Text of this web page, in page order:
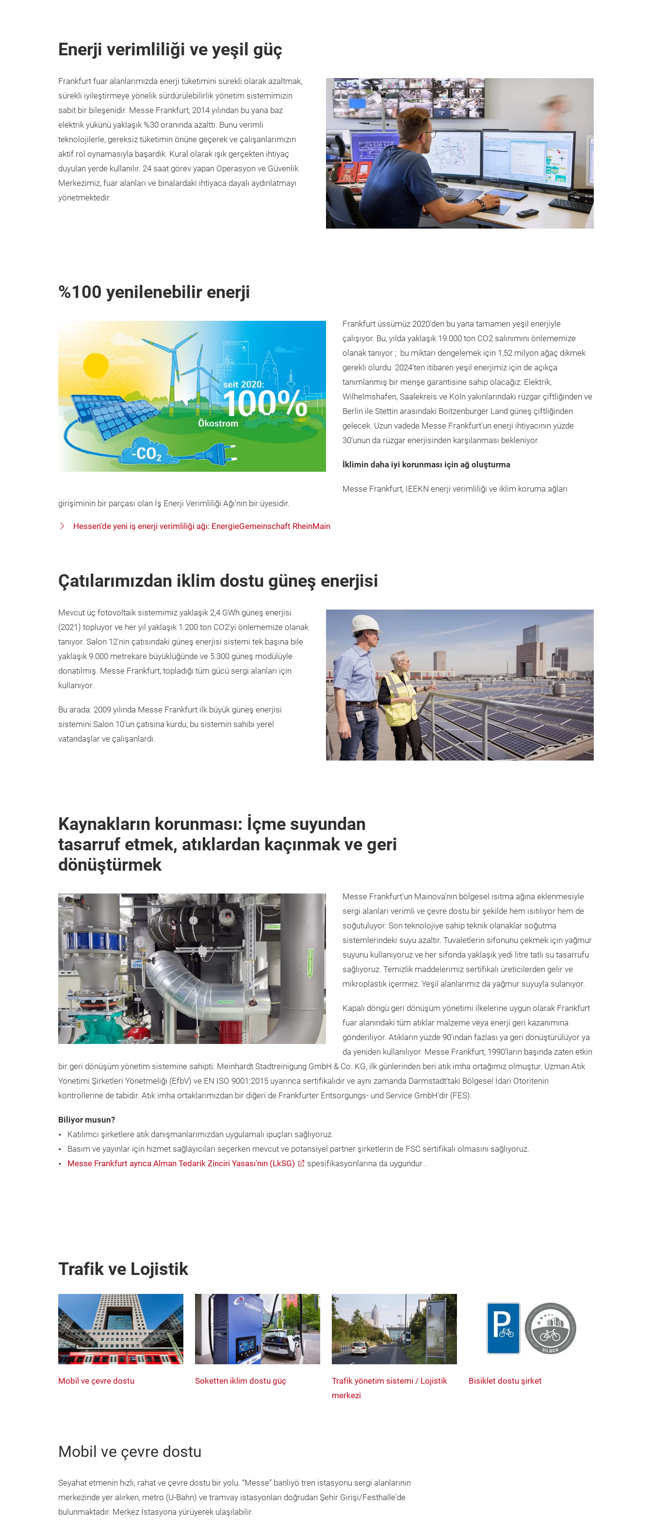
Enerji verimliliği ve yeşil güç
Frankfurt fuar alanlarımızda enerji tüketimini sürekli olarak azaltmak,
sürekli iyileştirmeye yönelik sürdürülebilirlik yönetim sistemimizin
sabit bir bileşenidir. Messe Frankfurt, 2014 yılından bu yana baz
elektrik yükünü yaklaşık %30 oranında azalttı. Bunu verimli
teknolojilerle, gereksiz tüketimin önüne geçerek ve çalışanlarımızın
aktif rol oynamasıyla başardık. Kural olarak ışık gerçekten ihtiyaç
duyulan yerde kullanılır. 24 saat görev yapan Operasyon ve Güvenlik
Merkezimiz, fuar alanları ve binalardaki ihtiyaca dayalı aydınlatmayı
yönetmektedir.
%100 yenilenebilir enerji
Frankfurt üssümüz 2020'den bu yana tamamen yeşil enerjiyle
çalışıyor. Bu, yılda yaklaşık 19.000 ton CO2 salınımını önlememize
olanak tanıyor ; bu miktarı dengelemek için 1,52 milyon ağaç dikmek
gerekli olurdu. 2024'ten itibaren yeşil enerjimiz için de açıkça
tanımlanmış bir menşe garantisine sahip olacağız: Elektrik,
Wilhelmshafen, Saalekreis ve Köln yakınlarındaki rüzgar çiftliğinden ve
Berlin ile Stettin arasındaki Boitzenburger Land güneş çiftliğinden
gelecek. Uzun vadede Messe Frankfurt'un enerji ihtiyacının yüzde
30'unun da rüzgar enerjisinden karşılanması bekleniyor.
İklimin daha iyi korunması için ağ oluşturma
Messe Frankfurt, IEEKN enerji verimliliği ve iklim koruma ağları
girişiminin bir parçası olan İş Enerji Verimliliği Ağı'nın bir üyesidir.
Hessen'de yeni iş enerji verimliliği ağı: EnergieGemeinschaft RheinMain
Çatılarımızdan iklim dostu güneş enerjisi
Mevcut üç fotovoltaik sistemimiz yaklaşık 2,4 GWh güneş enerjisi
(2021) topluyor ve her yıl yaklaşık 1.200 ton CO2'yi önlememize olanak
tanıyor. Salon 12'nin çatısındaki güneş enerjisi sistemi tek başına bile
yaklaşık 9.000 metrekare büyüklüğünde ve 5.300 güneş modülüyle
donatılmış. Messe Frankfurt, topladığı tüm gücü sergi alanları için
kullanıyor.
Bu arada: 2009 yılında Messe Frankfurt ilk büyük güneş enerjisi
sistemini Salon 10'un çatısına kurdu; bu sistemin sahibi yerel
vatandaşlar ve çalışanlardı.
Kaynakların korunması: İçme suyundan
tasarruf etmek, atıklardan kaçınmak ve geri
dönüştürmek
Messe Frankfurt'un Mainova'nın bölgesel ısıtma ağına eklenmesiyle
sergi alanları verimli ve çevre dostu bir şekilde hem ısıtılıyor hem de
soğutuluyor. Son teknolojiye sahip teknik olanaklar soğutma
sistemlerindeki suyu azaltır. Tuvaletlerin sifonunu çekmek için yağmur
suyunu kullanıyoruz ve her sifonda yaklaşık yedi litre tatlı su tasarrufu
sağlıyoruz. Temizlik maddelerimiz sertifikalı üreticilerden gelir ve
mikroplastik içermez. Yeşil alanlarımız da yağmur suyuyla sulanıyor.
Kapalı döngü geri dönüşüm yönetimi ilkelerine uygun olarak Frankfurt
fuar alanındaki tüm atıklar malzeme veya enerji geri kazanımına
gönderiliyor. Atıkların yüzde 90'ından fazlası ya geri dönüştürülüyor ya
da yeniden kullanılıyor. Messe Frankfurt, 1990'ların başında zaten etkin
bir geri dönüşüm yönetim sistemine sahipti. Meinhardt Stadtreinigung GmbH & Co. KG, ilk günlerinden beri atık imha ortağımız olmuştur. Uzman Atık
Yönetimi Şirketleri Yönetmeliği (EfbV) ve EN ISO 9001:2015 uyarınca sertifikalıdır ve aynı zamanda Darmstadt'taki Bölgesel İdari Otoritenin
kontrollerine de tabidir. Atık imha ortaklarımızdan bir diğeri de Frankfurter Entsorgungs- und Service GmbH'dir (FES).
Biliyor musun?
Katılımcı şirketlere atık danışmanlarımızdan uygulamalı ipuçları sağlıyoruz.
Basım ve yayınlar için hizmet sağlayıcıları seçerken mevcut ve potansiyel partner şirketlerin de FSC sertifikalı olmasını sağlıyoruz.
Messe Frankfurt ayrıca Alman Tedarik Zinciri Yasası'nın (LkSG)
spesifikasyonlarına da uygundur .
Trafik ve Lojistik
Mobil ve çevre dostu Soketten iklim dostu güç
Trafik yönetim sistemi / Lojistik
merkezi
Bisiklet dostu şirket
Mobil ve çevre dostu
Seyahat etmenin hızlı, rahat ve çevre dostu bir yolu. “Messe” banliyö tren istasyonu sergi alanlarının
merkezinde yer alırken, metro (U-Bahn) ve tramvay istasyonları doğrudan Şehir Girişi/Festhalle'de
bulunmaktadır. Merkez İstasyona yürüyerek ulaşılabilir.